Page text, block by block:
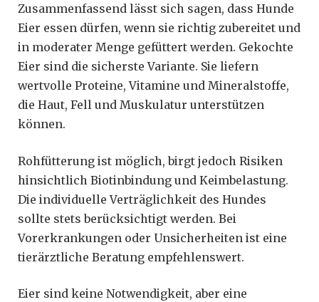
Zusammenfassend lässt sich sagen, dass Hunde
Eier essen dürfen, wenn sie richtig zubereitet und
in moderater Menge gefüttert werden. Gekochte
Eier sind die sicherste Variante. Sie liefern
wertvolle Proteine, Vitamine und Mineralstoffe,
die Haut, Fell und Muskulatur unterstützen
können.
Rohfütterung ist möglich, birgt jedoch Risiken
hinsichtlich Biotinbindung und Keimbelastung.
Die individuelle Verträglichkeit des Hundes
sollte stets berücksichtigt werden. Bei
Vorerkrankungen oder Unsicherheiten ist eine
tierärztliche Beratung empfehlenswert.
Eier sind keine Notwendigkeit, aber eine